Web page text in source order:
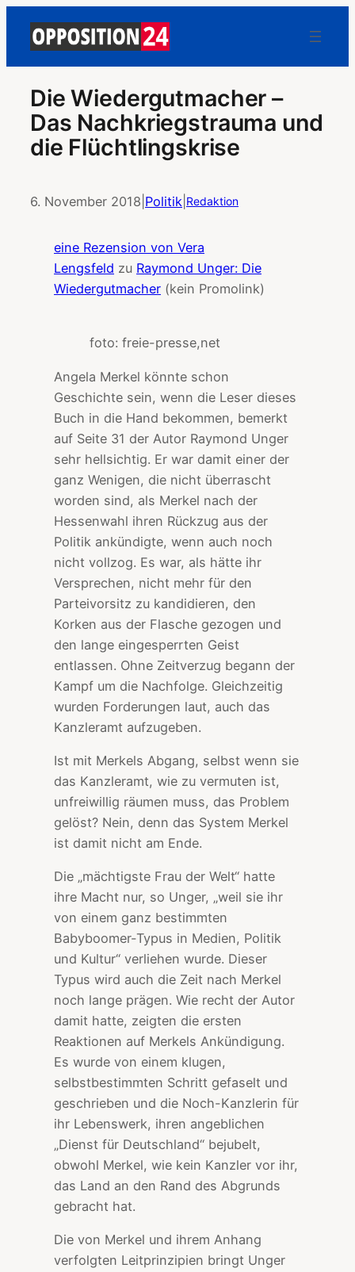
Die Wiedergutmacher –
Das Nachkriegstrauma und
die Flüchtlingskrise
6. November 2018 Politik Redaktion
eine Rezension von Vera
Lengsfeld zu Raymond Unger: Die
Wiedergutmacher (kein Promolink)
foto: freie-presse,net
Angela Merkel könnte schon
Geschichte sein, wenn die Leser dieses
Buch in die Hand bekommen, bemerkt
auf Seite 31 der Autor Raymond Unger
sehr hellsichtig. Er war damit einer der
ganz Wenigen, die nicht überrascht
worden sind, als Merkel nach der
Hessenwahl ihren Rückzug aus der
Politik ankündigte, wenn auch noch
nicht vollzog. Es war, als hätte ihr
Versprechen, nicht mehr für den
Parteivorsitz zu kandidieren, den
Korken aus der Flasche gezogen und
den lange eingesperrten Geist
entlassen. Ohne Zeitverzug begann der
Kampf um die Nachfolge. Gleichzeitig
wurden Forderungen laut, auch das
Kanzleramt aufzugeben.
Ist mit Merkels Abgang, selbst wenn sie
das Kanzleramt, wie zu vermuten ist,
unfreiwillig räumen muss, das Problem
gelöst? Nein, denn das System Merkel
ist damit nicht am Ende.
Die „mächtigste Frau der Welt“ hatte
ihre Macht nur, so Unger, „weil sie ihr
von einem ganz bestimmten
Babyboomer-Typus in Medien, Politik
und Kultur“ verliehen wurde. Dieser
Typus wird auch die Zeit nach Merkel
noch lange prägen. Wie recht der Autor
damit hatte, zeigten die ersten
Reaktionen auf Merkels Ankündigung.
Es wurde von einem klugen,
selbstbestimmten Schritt gefaselt und
geschrieben und die Noch-Kanzlerin für
ihr Lebenswerk, ihren angeblichen
„Dienst für Deutschland“ bejubelt,
obwohl Merkel, wie kein Kanzler vor ihr,
das Land an den Rand des Abgrunds
gebracht hat.
Die von Merkel und ihrem Anhang
verfolgten Leitprinzipien bringt Unger